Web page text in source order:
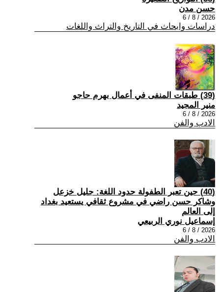
حسن مدن
2026 / 8 / 6
دراسات وابحاث في التاريخ والتراث واللغات
(39) طبقات المنفى في أعمال بهرم حاجو
منير المجيد
2026 / 8 / 6
الادب والفن
(40) حين تعبر الطفولة حدود اللغة: جليل خزعل
وشاكر حسن راضي في مشروع ثقافي يستعيد بغداد
إلى العالم
إسماعيل نوري الربيعي
2026 / 8 / 6
الادب والفن